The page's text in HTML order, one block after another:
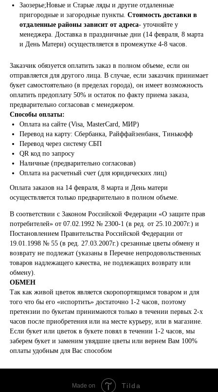
Заозерье;Новые и Старые ляды и другие отдаленные
пригородные и загородные пункты. Стоимость доставки в
отдаленные районы зависит от адреса- уточняйте у
менеджера. Доставка в праздничные дни (14 февраля, 8 марта
и День Матери) осуществляется в промежутке 4-8 часов.
Заказчик обязуется оплатить заказ в полном объеме, если он
отправляется для другого лица. В случае, если заказчик принимает
букет самостоятельно (в пределах города), он имеет возможность
оплатить предоплату 50% и остаток по факту приема заказа,
предварительно согласовав с менеджером.
Способы оплаты:
Оплата на сайте (Visa, MasterCard, МИР)
Перевод на карту: Сбербанка, Райффайзенбанк, Тинькофф
Перевод через систему СБП
QR код по запросу
Наличные (предварительно согласовав)
Оплата на расчетный счет (для юридических лиц)
Оплата заказов на 14 февраля, 8 марта и День матери
осуществляется только предварительно в полном объеме.
В соответствии с Законом Российской Федерации «О защите прав
потребителей» от 07.02.1992 № 2300-1 (в ред. от 25.10.2007г.) и
Постановлением Правительства Российской Федерации от
19.01.1998 № 55 (в ред. 27.03.2007г.) срезанные цветы обмену и
возврату не подлежат (указаны в Перечне непродовольственных
товаров надлежащего качества, не подлежащих возврату или
обмену).
ОБМЕН
Так как живой цветок является скоропортящимся товаром и для
того что бы его «испортить» достаточно 1-2 часов, поэтому
претензии по букетам принимаются только в течении первых 2-х
часов после приобретения или на месте курьеру, или в магазине.
Если букет или цветок в букете повял в течении 1-2 часов, мы
заберем букет и заменим увядшие цветы или вернем Вам 100%
оплаты удобным для Вас способом
Made on Tilda